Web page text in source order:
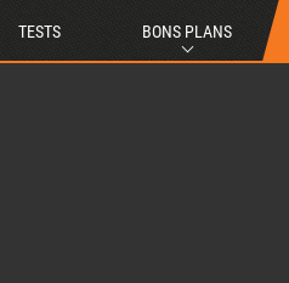
TESTS BONS PLANS